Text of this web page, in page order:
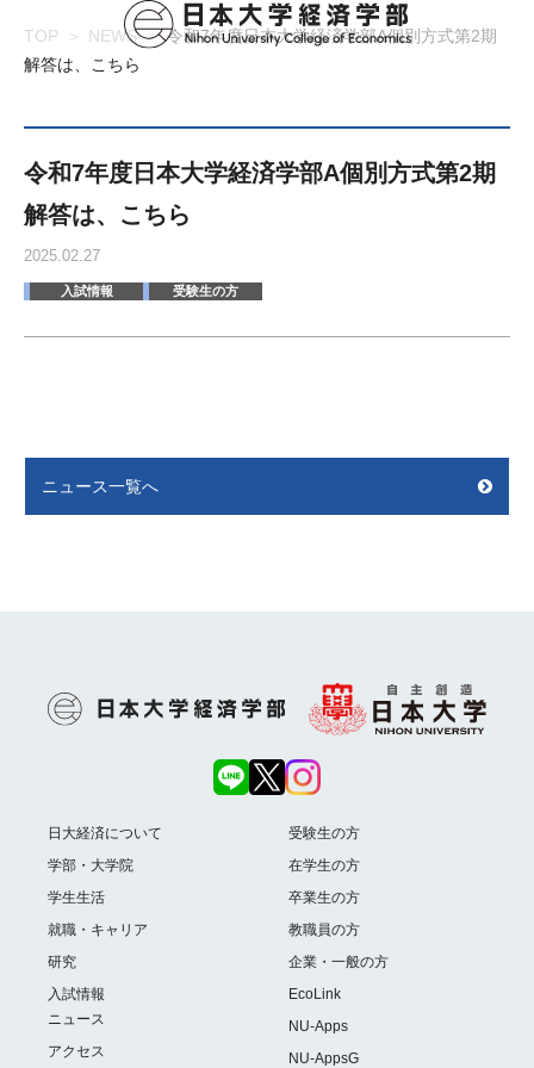
TOP NEWS
令和7年度日本大学経済学部A個別方式第2期
解答は、こちら
令和7年度日本大学経済学部A個別方式第2期
解答は、こちら
2025.02.27
入試情報 受験生の方
ニュース一覧へ
日大経済について
学部・大学院
学生生活
就職・キャリア
研究
入試情報
ニュース
アクセス
受験生の方
在学生の方
卒業生の方
教職員の方
企業・一般の方
EcoLink
NU-Apps
NU-AppsG